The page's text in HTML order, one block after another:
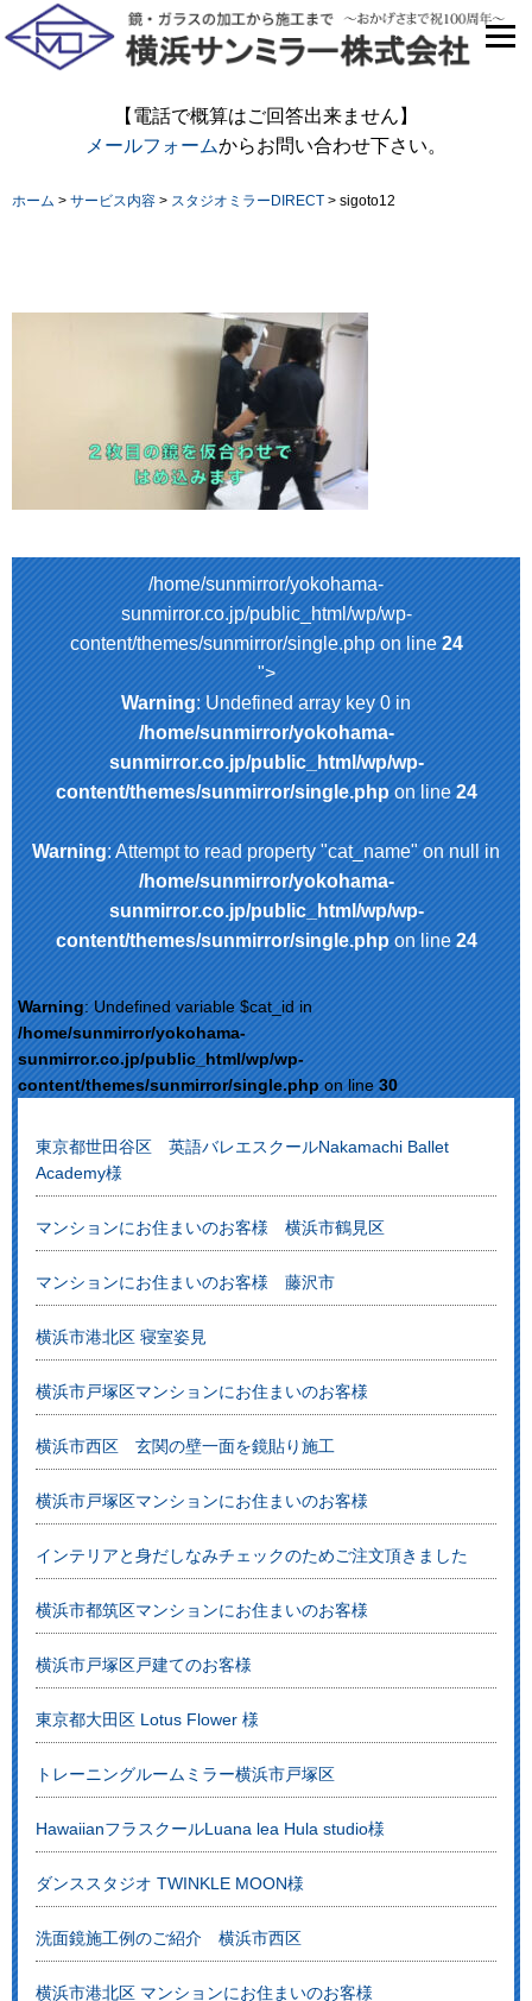
【電話で概算はご回答出来ません】
メールフォームからお問い合わせ下さい。
ホーム > サービス内容 > スタジオミラーDIRECT > sigoto12
/home/sunmirror/yokohama-
sunmirror.co.jp/public_html/wp/wp-
content/themes/sunmirror/single.php on line24
">
Warning: Undefined array key 0 in
/home/sunmirror/yokohama-
sunmirror.co.jp/public_html/wp/wp-
content/themes/sunmirror/single.phpon line24
Warning: Attempt to read property "cat_name" on null in
/home/sunmirror/yokohama-
sunmirror.co.jp/public_html/wp/wp-
content/themes/sunmirror/single.phpon line24
Warning: Undefined variable $cat_id in
/home/sunmirror/yokohama-
sunmirror.co.jp/public_html/wp/wp-
content/themes/sunmirror/single.phpon line30
東京都世田谷区 英語バレエスクールNakamachi Ballet
Academy様
マンションにお住まいのお客様 横浜市鶴見区
マンションにお住まいのお客様 藤沢市
横浜市港北区 寝室姿見
横浜市戸塚区マンションにお住まいのお客様
横浜市西区 玄関の壁一面を鏡貼り施工
横浜市戸塚区マンションにお住まいのお客様
インテリアと身だしなみチェックのためご注文頂きました
横浜市都筑区マンションにお住まいのお客様
横浜市戸塚区戸建てのお客様
東京都大田区 Lotus Flower 様
トレーニングルームミラー横浜市戸塚区
HawaiianフラスクールLuana lea Hula studio様
ダンススタジオ TWINKLE MOON様
洗面鏡施工例のご紹介 横浜市西区
横浜市港北区 マンションにお住まいのお客様